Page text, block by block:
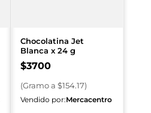
Chocolatina Jet
Blanca x 24 g
$3700
(Gramoa $154.17)
Vendido por:Mercacentro